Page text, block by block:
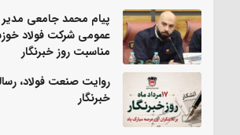
پیام محمد جامعی مدیر
عمومی شرکت فولاد
مناسبت روز خبرنگار
روایت صنعت فولاد،‌
خبرنگار